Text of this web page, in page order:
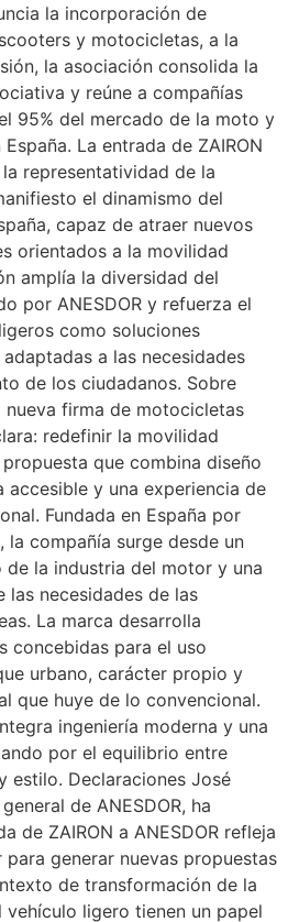
la incorporación de
y motocicletas, a la
la asociación consolida la
y reúne a compañías
95% del mercado de la moto y
La entrada de ZAIRON
representatividad de la
el dinamismo del
capaz de atraer nuevos
orientados a la movilidad
amplía la diversidad del
por ANESDOR y refuerza el
como soluciones
a las necesidades
de los ciudadanos. Sobre
nueva firma de motocicletas
redefinir la movilidad
que combina diseño
accesible y una experiencia de
Fundada en España por
la compañía surge desde un
la industria del motor y una
necesidades de las
La marca desarrolla
concebidas para el uso
urbano, carácter propio y
que huye de lo convencional.
ingeniería moderna y una
por el equilibrio entre
estilo. Declaraciones José
de ANESDOR, ha
de ZAIRON a ANESDOR refleja
generar nuevas propuestas
de transformación de la
ligero tienen un papel